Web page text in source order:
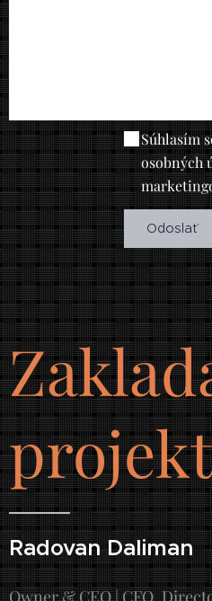
Súhlasím
osobných
Odoslať
Radovan Daliman
Owner & CEO | CFO,